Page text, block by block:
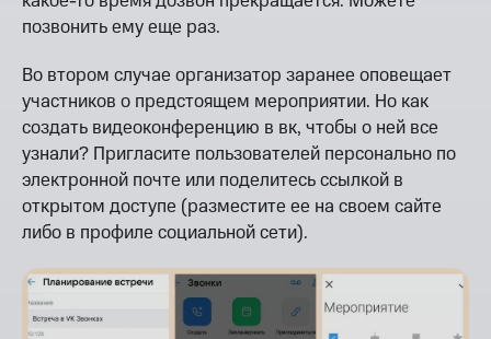
позвонить ему еще раз.
Во втором случае организатор заранее оповещает
участников о предстоящем мероприятии. Но как
создать видеоконференцию в вк, чтобы о ней все
узнали? Пригласите пользователей персонально по
электронной почте или поделитесь ссылкой в
открытом доступе (разместите ее на своем сайте
либо в профиле социальной сети).